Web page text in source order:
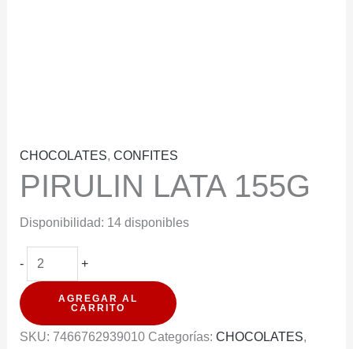
CHOCOLATES, CONFITES
PIRULIN LATA 155G
Disponibilidad: 14 disponibles
-
PIRULIN
LATA
cantidad
+
AGREGAR AL
CARRITO
SKU: 7466762939010 Categorías: CHOCOLATES,